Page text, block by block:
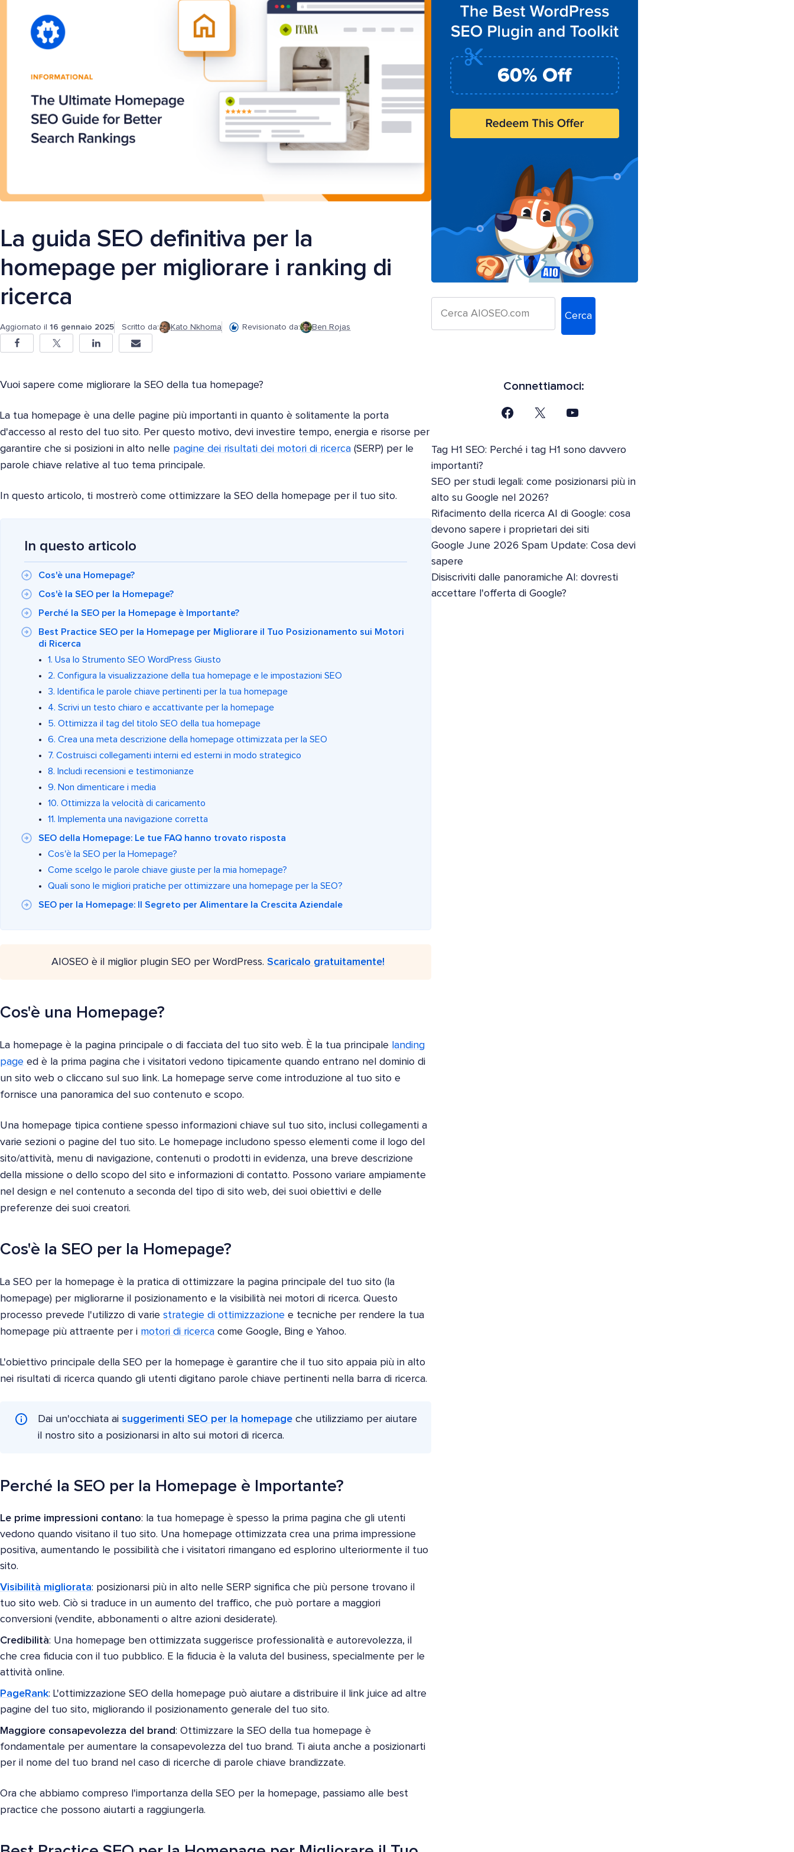
La guida SEO definitiva per la
homepage per migliorare i ranking di
ricerca
Aggiornato il 16 gennaio 2025 Scritto da: Kato Nkhoma Revisionato da: Ben Rojas
Vuoi sapere come migliorare la SEO della tua homepage?
La tua homepage è una delle pagine più importanti in quanto è solitamente la porta
d'accesso al resto del tuo sito. Per questo motivo, devi investire tempo, energia e risorse per
garantire che si posizioni in alto nelle pagine dei risultati dei motori di ricerca (SERP) per le
parole chiave relative al tuo tema principale.
In questo articolo, ti mostrerò come ottimizzare la SEO della homepage per il tuo sito.
In questo articolo
Cos'è una Homepage?
Cos'è la SEO per la Homepage?
Perché la SEO per la Homepage è Importante?
Best Practice SEO per la Homepage per Migliorare il Tuo Posizionamento sui Motori
di Ricerca
1. Usa lo Strumento SEO WordPress Giusto
2. Configura la visualizzazione della tua homepage e le impostazioni SEO
3. Identifica le parole chiave pertinenti per la tua homepage
4. Scrivi un testo chiaro e accattivante per la homepage
5. Ottimizza il tag del titolo SEO della tua homepage
6. Crea una meta descrizione della homepage ottimizzata per la SEO
7. Costruisci collegamenti interni ed esterni in modo strategico
8. Includi recensioni e testimonianze
9. Non dimenticare i media
10. Ottimizza la velocità di caricamento
11. Implementa una navigazione corretta
SEO della Homepage: Le tue FAQ hanno trovato risposta
Cos'è la SEO per la Homepage?
Come scelgo le parole chiave giuste per la mia homepage?
Quali sono le migliori pratiche per ottimizzare una homepage per la SEO?
SEO per la Homepage: Il Segreto per Alimentare la Crescita Aziendale
AIOSEO è il miglior plugin SEO per WordPress. Scaricalo gratuitamente!
Cos'è una Homepage?
La homepage è la pagina principale o di facciata del tuo sito web. È la tua principale landing
page ed è la prima pagina che i visitatori vedono tipicamente quando entrano nel dominio di
un sito web o cliccano sul suo link. La homepage serve come introduzione al tuo sito e
fornisce una panoramica del suo contenuto e scopo.
Una homepage tipica contiene spesso informazioni chiave sul tuo sito, inclusi collegamenti a
varie sezioni o pagine del tuo sito. Le homepage includono spesso elementi come il logo del
sito/attività, menu di navigazione, contenuti o prodotti in evidenza, una breve descrizione
della missione o dello scopo del sito e informazioni di contatto. Possono variare ampiamente
nel design e nel contenuto a seconda del tipo di sito web, dei suoi obiettivi e delle
preferenze dei suoi creatori.
Cos'è la SEO per la Homepage?
La SEO per la homepage è la pratica di ottimizzare la pagina principale del tuo sito (la
homepage) per migliorarne il posizionamento e la visibilità nei motori di ricerca. Questo
processo prevede l'utilizzo di varie strategie di ottimizzazione e tecniche per rendere la tua
homepage più attraente per i motori di ricerca come Google, Bing e Yahoo.
L'obiettivo principale della SEO per la homepage è garantire che il tuo sito appaia più in alto
nei risultati di ricerca quando gli utenti digitano parole chiave pertinenti nella barra di ricerca.
Dai un'occhiata ai suggerimenti SEO per la homepage che utilizziamo per aiutare
il nostro sito a posizionarsi in alto sui motori di ricerca.
Perché la SEO per la Homepage è Importante?
Le prime impressioni contano: la tua homepage è spesso la prima pagina che gli utenti
vedono quando visitano il tuo sito. Una homepage ottimizzata crea una prima impressione
positiva, aumentando le possibilità che i visitatori rimangano ed esplorino ulteriormente il tuo
sito.
Visibilità migliorata: posizionarsi più in alto nelle SERP significa che più persone trovano il
tuo sito web. Ciò si traduce in un aumento del traffico, che può portare a maggiori
conversioni (vendite, abbonamenti o altre azioni desiderate).
Credibilità: Una homepage ben ottimizzata suggerisce professionalità e autorevolezza, il
che crea fiducia con il tuo pubblico. E la fiducia è la valuta del business, specialmente per le
attività online.
PageRank: L'ottimizzazione SEO della homepage può aiutare a distribuire il link juice ad altre
pagine del tuo sito, migliorando il posizionamento generale del tuo sito.
Maggiore consapevolezza del brand: Ottimizzare la SEO della tua homepage è
fondamentale per aumentare la consapevolezza del tuo brand. Ti aiuta anche a posizionarti
per il nome del tuo brand nel caso di ricerche di parole chiave brandizzate.
Ora che abbiamo compreso l'importanza della SEO per la homepage, passiamo alle best
practice che possono aiutarti a raggiungerla.
Cerca
Connettiamoci:
Tag H1 SEO: Perché i tag H1 sono davvero
importanti?
SEO per studi legali: come posizionarsi più in
alto su Google nel 2026?
Rifacimento della ricerca AI di Google: cosa
devono sapere i proprietari dei siti
Google June 2026 Spam Update: Cosa devi
sapere
Disiscriviti dalle panoramiche AI: dovresti
accettare l'offerta di Google?